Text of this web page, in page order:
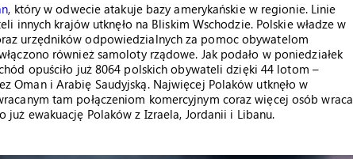
, który w odwecie atakuje bazy amerykańskie w regionie. Linie
innych krajów utknęło na Bliskim Wschodzie. Polskie władze w
urzędników odpowiedzialnych za pomoc obywatelom
również samoloty rządowe. Jak podało w poniedziałek
opuściło już 8064 polskich obywateli dzięki 44 lotom –
Oman i Arabię Saudyjską. Najwięcej Polaków utknęło w
tam połączeniom komercyjnym coraz więcej osób wraca
ewakuację Polaków z Izraela, Jordanii i Libanu.